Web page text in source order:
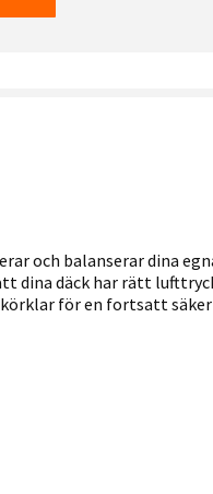
och balanserar dina
dina däck har rätt
för en fortsatt säker